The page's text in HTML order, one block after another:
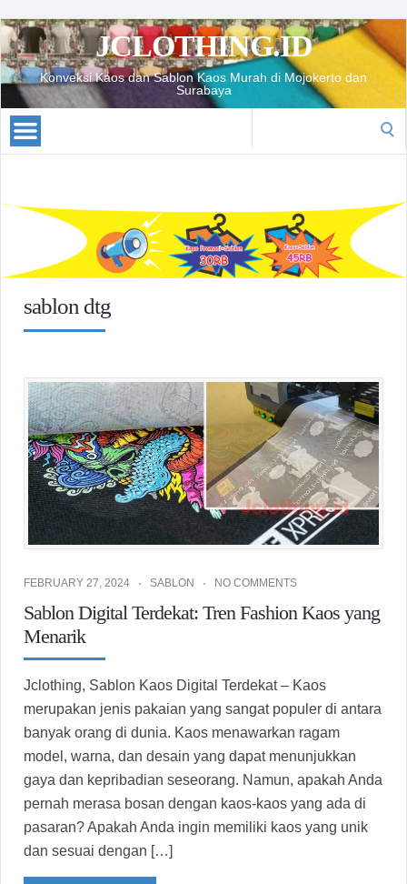
JCLOTHING.ID
Konveksi Kaos dan Sablon Kaos Murah di Mojokerto dan
Surabaya
sablon dtg
FEBRUARY 27, 2024 SABLON NO COMMENTS
Sablon Digital Terdekat: Tren Fashion Kaos yang
Menarik
Jclothing, Sablon Kaos Digital Terdekat – Kaos
merupakan jenis pakaian yang sangat populer di antara
banyak orang di dunia. Kaos menawarkan ragam
model, warna, dan desain yang dapat menunjukkan
gaya dan kepribadian seseorang. Namun, apakah Anda
pernah merasa bosan dengan kaos-kaos yang ada di
pasaran? Apakah Anda ingin memiliki kaos yang unik
dan sesuai dengan […]